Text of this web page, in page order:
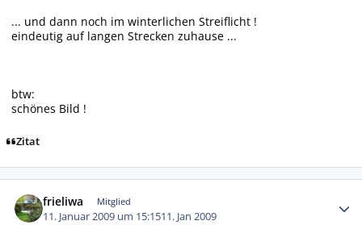
... und dann noch im winterlichen Streiflicht !
eindeutig auf langen Strecken zuhause ...
btw:
schönes Bild !
Zitat
frieliwa Mitglied
11. Januar 2009 um 15:1511. Jan 2009